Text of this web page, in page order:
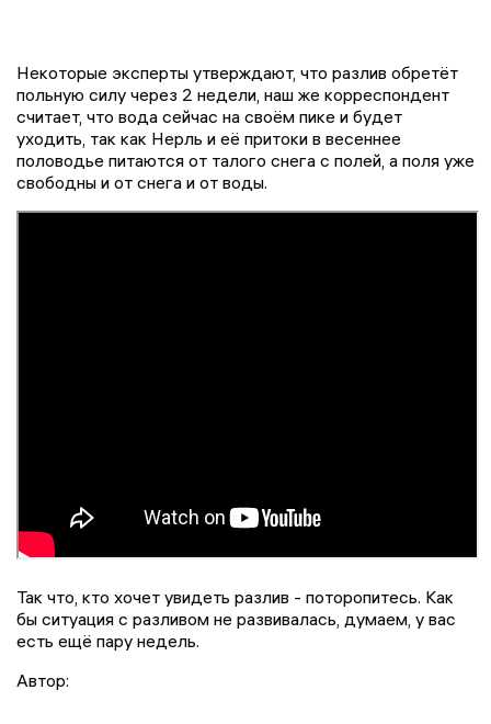
Некоторые эксперты утверждают, что разлив обретёт
польную силу через 2 недели, наш же корреспондент
считает, что вода сейчас на своём пике и будет
уходить, так как Нерль и её притоки в весеннее
половодье питаются от талого снега с полей, а поля уже
свободны и от снега и от воды.
Так что, кто хочет увидеть разлив - поторопитесь. Как
бы ситуация с разливом не развивалась, думаем, у вас
есть ещё пару недель.
Автор: